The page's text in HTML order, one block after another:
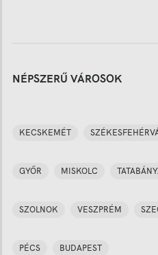
NÉPSZERŰ VÁROSOK
KECSKEMÉT
GYŐR MISKOLC
SZOLNOK VESZPRÉM
PÉCS BUDAPEST